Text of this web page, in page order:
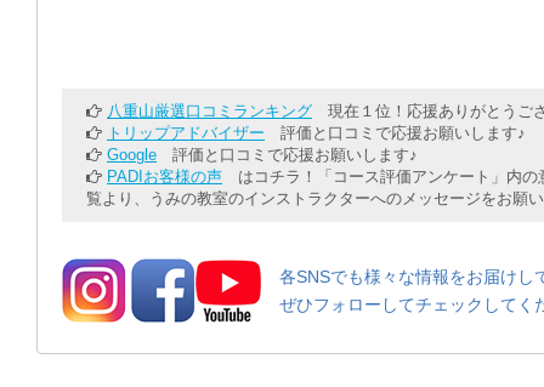
八重山厳選口コミランキング 現在１位！応援ありがとうご
トリップアドバイザー 評価と口コミで応援お願いします♪
Google 評価と口コミで応援お願いします♪
PADIお客様の声 はコチラ！「コース評価アンケート」内の
覧より、うみの教室のインストラクターへのメッセージをお願
各SNSでも様々な情報をお届けし
ぜひフォローしてチェックしてく